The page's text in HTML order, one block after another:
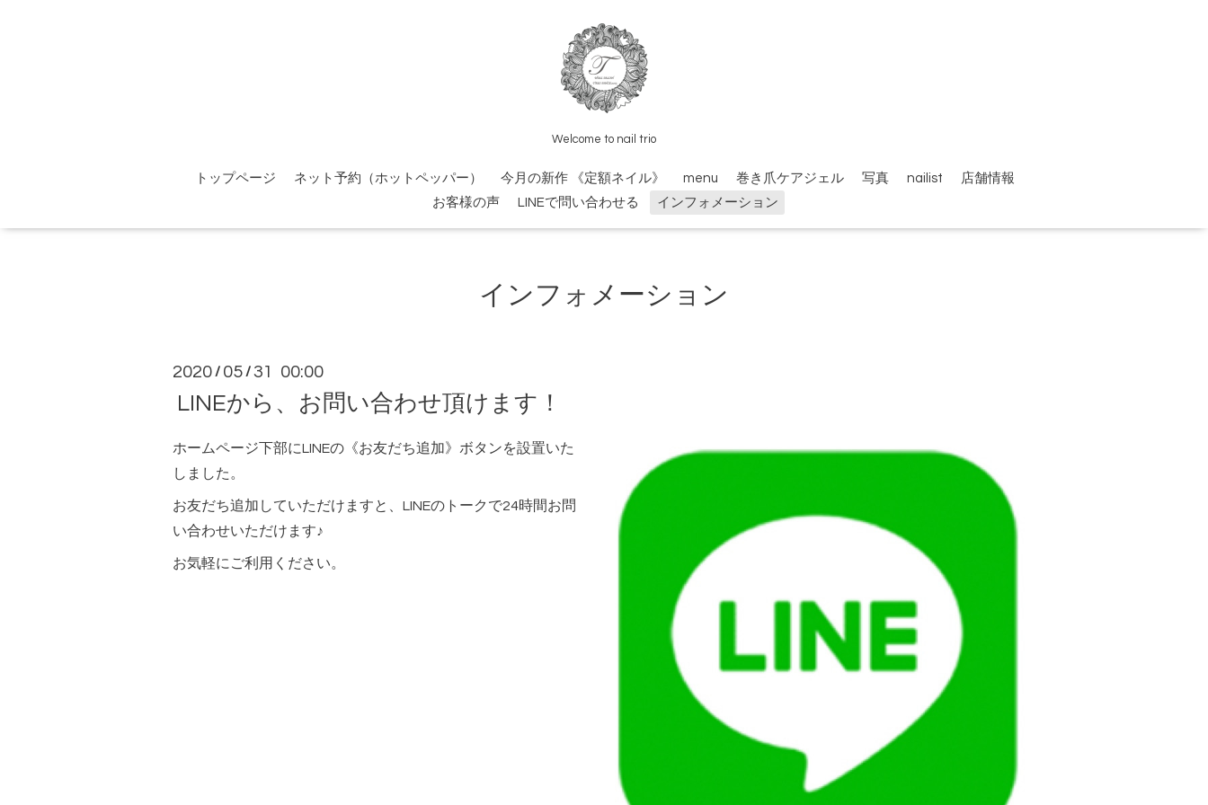
Welcome to nail trio
トップページ ネット予約（ホットペッパー） 今月の新作 《定額ネイル》 menu 巻き爪ケアジェル 写真 nailist
店舗情報
お客様の声
LINEで問い合わせる インフォメーション
インフォメーション
2020 / 05 /31 00:00
LINEから、お問い合わせ頂けます！
ホームページ下部にLINEの《お友だち追加》ボタンを設置いた
しました。
お友だち追加していただけますと、LINEのトークで24時間お問
い合わせいただけます♪
お気軽にご利用ください。